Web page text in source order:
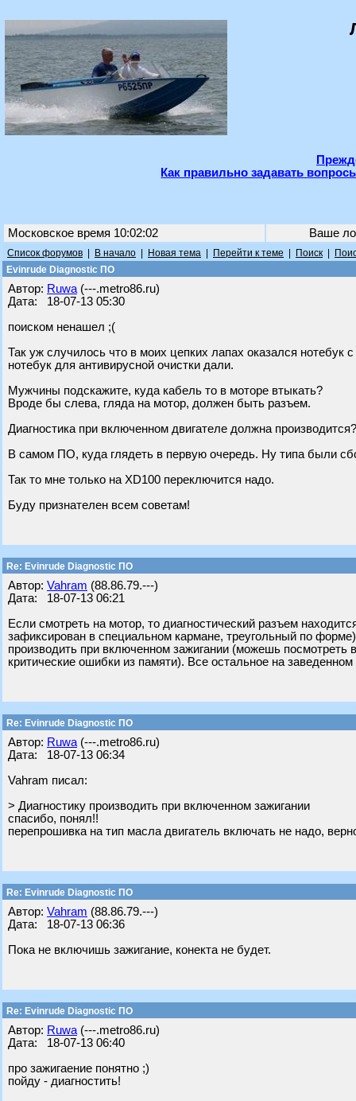
Как правильно задавать
Московское время 10:02:02 Ваше
Список форумов В начало Новая тема Перейти к теме Поиск
Evinrude Diagnostic ПО
Автор: Ruwa (---.metro86.ru)
Дата: 18-07-13 05:30
поиском ненашел ;(
Так уж случилось что в моих цепких лапах оказался нотебук
нотебук для антивирусной очистки дали.
Мужчины подскажите, куда кабель то в моторе втыкать?
Вроде бы слева, гляда на мотор, должен быть разъем.
Диагностика при включенном двигателе должна производится?
В самом ПО, куда глядеть в первую очередь. Ну типа были
Так то мне только на XD100 переключится надо.
Буду признателен всем советам!
Re: Evinrude Diagnostic ПО
Автор: Vahram (88.86.79.---)
Дата: 18-07-13 06:21
Если смотреть на мотор, то диагностический разъем
зафиксирован в специальном кармане, треугольный по
производить при включенном зажигании (можешь
критические ошибки из памяти). Все остальное на
Re: Evinrude Diagnostic ПО
Автор: Ruwa (---.metro86.ru)
Дата: 18-07-13 06:34
Vahram писал:
> Диагностику производить при включенном зажигании
спасибо, понял!!
перепрошивка на тип масла двигатель включать не надо,
Re: Evinrude Diagnostic ПО
Автор: Vahram (88.86.79.---)
Дата: 18-07-13 06:36
Пока не включишь зажигание, конекта не будет.
Re: Evinrude Diagnostic ПО
Автор: Ruwa (---.metro86.ru)
Дата: 18-07-13 06:40
про зажигаение понятно ;)
пойду - диагностить!